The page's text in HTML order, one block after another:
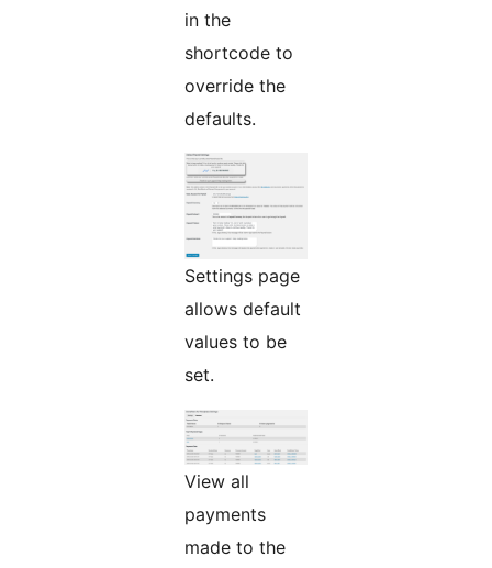
in the
shortcode to
override the
defaults.
Settings page
allows default
values to be
set.
View all
payments
made to the